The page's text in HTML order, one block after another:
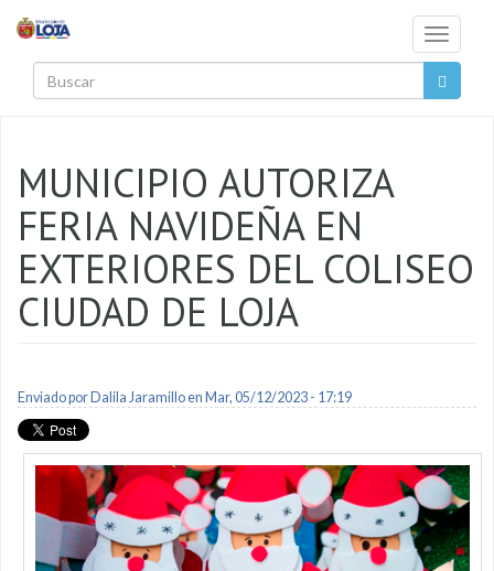
Toggle
MUNICIPIO AUTORIZA
FERIA NAVIDEÑA EN
EXTERIORES DEL COLISEO
CIUDAD DE LOJA
Enviado por Dalila Jaramilloen Mar, 05/12/2023 - 17:19